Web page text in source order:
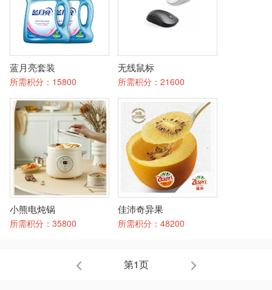
蓝月亮套装
所需积分： 15800
无线鼠标
所需积分： 21600
小熊电炖锅
所需积分： 35800
佳沛奇异果
所需积分： 48200
第1页